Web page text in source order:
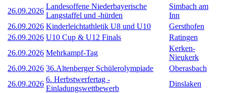
26.09.2026
Landesoffene Niederbayerische
Langstaffel und -hürden
Simbach am
Inn
26.09.2026 Kinderleichtathletik U8 und U10
Gersthofen
26.09.2026 U10 Cup & U12 Finals
Ratingen
26.09.2026 Mehrkampf-Tag
Kerken-
Nieukerk
26.09.2026 36.Altenberger Schülerolympiade
Oberasbach
26.09.2026
6. Herbstwerfertag -
Einladungswettbewerb
Dinslaken